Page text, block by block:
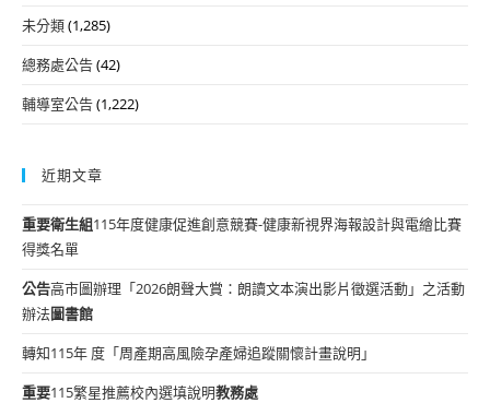
未分類(1,285)
總務處公告(42)
輔導室公告(1,222)
近期文章
重要衛生組115年度健康促進創意競賽-健康新視界海報設計與電繪比賽
得獎名單
公告高市圖辦理「2026朗聲大賞：朗讀文本演出影片徵選活動」之活動
辦法圖書館
轉知115年 度「周產期高風險孕產婦追蹤關懷計畫說明」
重要115繁星推薦校內選填說明教務處